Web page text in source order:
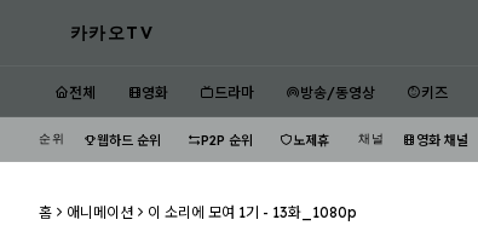
카카오TV
전체 영화 드라마 방송/동영상 키즈
순위 웹하드 순위 P2P 순위 노제휴 채널 영화 채널
홈 애니메이션 이 소리에 모여 1기 - 13화_1080p